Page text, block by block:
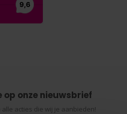
op onze nieuwsbrief
acties die wij je aanbieden!